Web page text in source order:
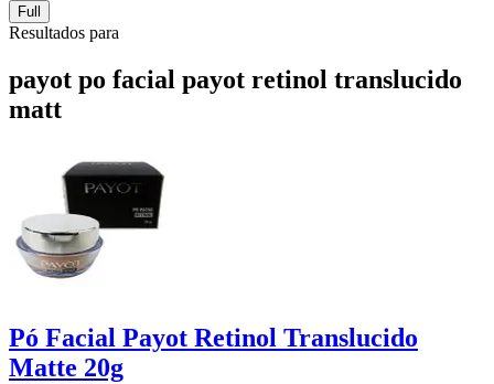
Full
Resultados para
payot po facial payot retinol translucido
matt
Pó Facial Payot Retinol Translucido
Matte 20g